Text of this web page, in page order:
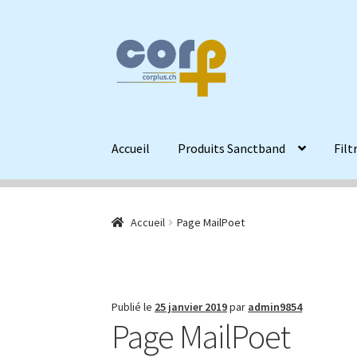
Aller
à
la
Aller
au
contenu
Accueil Produits Sanctband
Accueil Page MailPoet
Publié le 25 janvier 2019par admin9854
Page MailPoet